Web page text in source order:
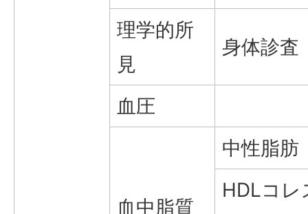
理学的所
見
身体診査
血圧
血中脂質
中性脂肪
HDLコレ